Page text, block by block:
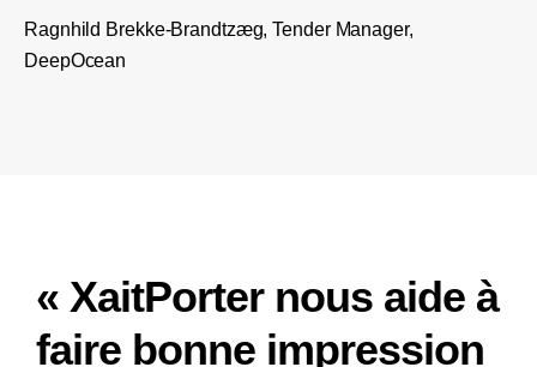
Ragnhild Brekke-Brandtzæg, Tender Manager,
DeepOcean
« XaitPorter nous aide à
faire bonne impression